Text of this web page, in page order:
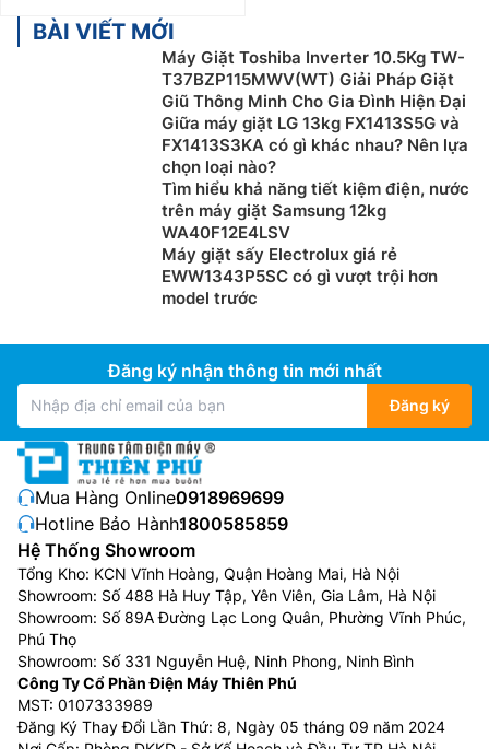
giặt như: giặt nước nóng, giặt hơi nước,… phù hợp với
nhiều loại quần áo khác nhau.
Do đặc trưng trong thiết kế (cửa đặt phía trước), nên
máy giặt cửa ngang cần được lắp đặt trong các không
gian rộng. Giá thành của các loại máy giặt cửa ngang
cũng cao hơn máy giặt lồng đứng với mức giá giao
động từ 4.000.000đ đến hơn 27.000.000đ. Ngoài ra,
dòng máy này còn tiêu thụ điện nhiều hơn, bảng điều
khiển phức tạp và khó sử dụng hơn.
Máy giặt kết hợp công nghệ sấy
Máy giặt kết hợp công nghệ sấy là thiết bị 2 trong 1,
vừa giặt sạch vừa sấy khô quần áo trong cùng một
lồng giặt, cực kỳ tiện lợi cho gia đình ít người hoặc
vào mùa mưa, giúp tiết kiệm không gian và công sức
không phải chuyển đồ. Máy hoạt động bằng cách giặt
như máy thường, sau đó dùng công nghệ sấy ngưng tụ
hoặc bơm nhiệt để làm khô bằng hơi nóng, phù hợp
với nhiều chất liệu vải và có nhiều chế độ, dù chu trình
BÀI VIẾT MỚI
Máy Giặt Toshiba Inverter 10.5Kg TW-
T37BZP115MWV(WT) Giải Pháp Giặt
Giũ Thông Minh Cho Gia Đình Hiện Đại
Giữa máy giặt LG 13kg FX1413S5G và
FX1413S3KA có gì khác nhau? Nên lựa
chọn loại nào?
Tìm hiểu khả năng tiết kiệm điện, nước
trên máy giặt Samsung 12kg
WA40F12E4LSV
Máy giặt sấy Electrolux giá rẻ
EWW1343P5SC có gì vượt trội hơn
model trước
Đăng ký nhận thông tin mới nhất
Đăng ký
Mua Hàng Online:0918969699
Hotline Bảo Hành:1800585859
Hệ Thống Showroom
Tổng Kho: KCN Vĩnh Hoàng, Quận Hoàng Mai, Hà Nội
Showroom: Số 488 Hà Huy Tập, Yên Viên, Gia Lâm, Hà Nội
Showroom: Số 89A Đường Lạc Long Quân, Phường Vĩnh Phúc,
Phú Thọ
Showroom: Số 331 Nguyễn Huệ, Ninh Phong, Ninh Bình
Công Ty Cổ Phần Điện Máy Thiên Phú
MST: 0107333989
Đăng Ký Thay Đổi Lần Thứ: 8, Ngày 05 tháng 09 năm 2024